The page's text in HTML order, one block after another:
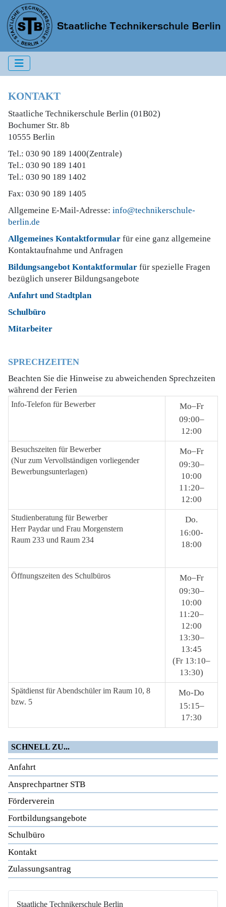
KONTAKT
Staatliche Technikerschule Berlin (01B02)
Bochumer Str. 8b
10555 Berlin
Tel.: 030 90 189 1400(Zentrale)
Tel.: 030 90 189 1401
Tel.: 030 90 189 1402
Fax: 030 90 189 1405
Allgemeine E-Mail-Adresse: info@technikerschule-
berlin.de
Allgemeines Kontaktformular für eine ganz allgemeine
Kontaktaufnahme und Anfragen
Bildungsangebot Kontaktformular für spezielle Fragen
bezüglich unserer Bildungsangebote
Anfahrt und Stadtplan
Schulbüro
Mitarbeiter
SPRECHZEITEN
Beachten Sie die Hinweise zu abweichenden Sprechzeiten
während der Ferien
Info-Telefon für Bewerber
Mo–Fr
09:00–
12:00
Besuchszeiten für Bewerber
(Nur zum Vervoll­ständigen vorliegender
Bewerbungs­unterlagen)
Mo–Fr
09:30–
10:00
11:20–
12:00
Studienberatung für Bewerber
Herr Paydar und Frau Morgenstern
Raum 233 und Raum 234
Do.
16:00-
18:00
Öffnungs­zeiten des Schulbüros
Mo–Fr
09:30–
10:00
11:20–
12:00
13:30–
13:45
(Fr 13:10–
13:30)
Spätdienst für Abendschüler im Raum 10, 8
bzw. 5
Mo-Do
15:15–
17:30
SCHNELL ZU...
Anfahrt
Ansprechpartner STB
Förderverein
Fortbildungsangebote
Schulbüro
Kontakt
Zulassungsantrag
Staatliche Technikerschule Berlin